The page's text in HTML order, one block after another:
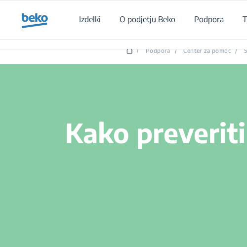
Izdelki
O podjetju Beko Podpora
/ Podpora / Center za pomoč /
Kako